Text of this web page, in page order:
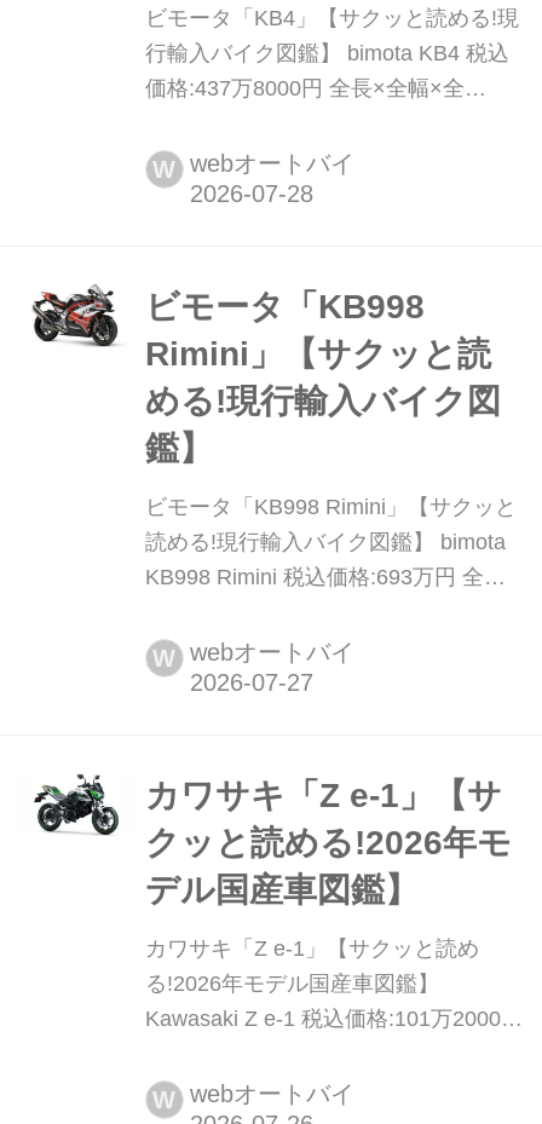
ビモータ「KB4」【サクッと読める!現
行輸入バイク図鑑】 bimota KB4 税込
価格:437万8000円 全長×全幅×全
ス:1390mm シート高:810(+ / - 8)mm
車両重量:194kg 2019年にカワサキと
W webオートバイ
ビモータ「KB998
Rimini」【サクッと読
める!現行輸入バイク図
鑑】
ビモータ「KB998 Rimini」【サクッと
読める!現行輸入バイク図鑑】 bimota
KB998 Rimini 税込価格:693万円 全長×
ルベース:1455mm シート高:830mm 車
両重量:207kg スーパーバイク世界選手
W webオートバイ
カワサキ「Z e-1」【サ
クッと読める!2026年モ
デル国産車図鑑】
カワサキ「Z e-1」【サクッと読め
る!2026年モデル国産車図鑑】
Kawasaki Z e-1 税込価格:101万2000円
ホイールベース:1370mm シート
W webオートバイ